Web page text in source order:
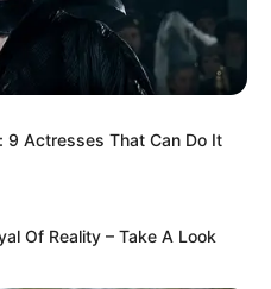
9 Actresses That Can Do It
Of Reality – Take A Look